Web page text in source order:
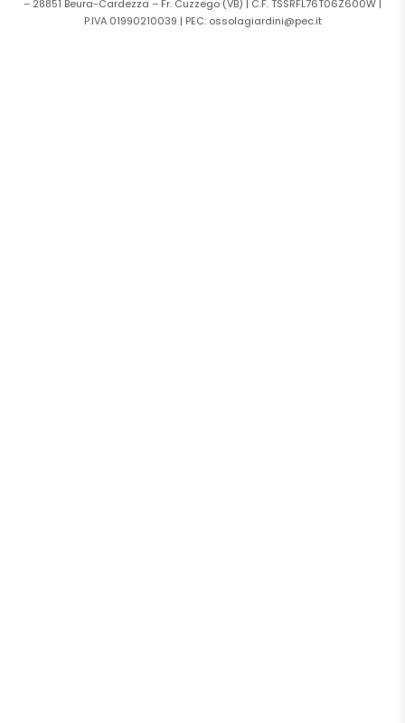
P.IVA 01990210039 | PEC: ossolagiardini@pec.it